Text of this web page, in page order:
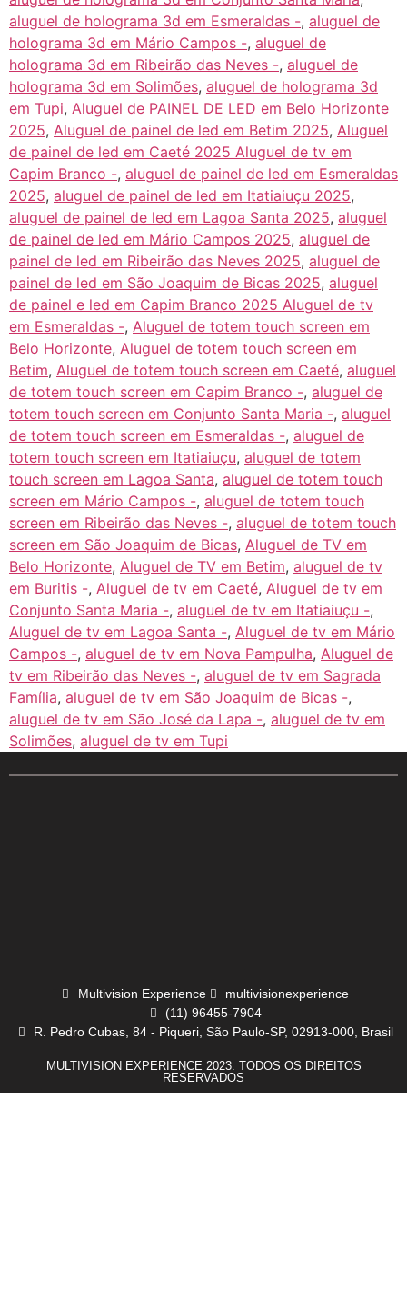
aluguel de holograma 3d em Esmeraldas -, aluguel de
holograma 3d em Mário Campos -, aluguel de
holograma 3d em Ribeirão das Neves -, aluguel de
holograma 3d em Solimões, aluguel de holograma 3d
em Tupi, Aluguel de PAINEL DE LED em Belo Horizonte
2025, Aluguel de painel de led em Betim 2025, Aluguel
de painel de led em Caeté 2025 Aluguel de tv em
Capim Branco -, aluguel de painel de led em Esmeraldas
2025, aluguel de painel de led em Itatiaiuçu 2025,
aluguel de painel de led em Lagoa Santa 2025, aluguel
de painel de led em Mário Campos 2025, aluguel de
painel de led em Ribeirão das Neves 2025, aluguel de
painel de led em São Joaquim de Bicas 2025, aluguel
de painel e led em Capim Branco 2025 Aluguel de tv
em Esmeraldas -, Aluguel de totem touch screen em
Belo Horizonte, Aluguel de totem touch screen em
Betim, Aluguel de totem touch screen em Caeté, aluguel
de totem touch screen em Capim Branco -, aluguel de
totem touch screen em Conjunto Santa Maria -, aluguel
de totem touch screen em Esmeraldas -, aluguel de
totem touch screen em Itatiaiuçu, aluguel de totem
touch screen em Lagoa Santa, aluguel de totem touch
screen em Mário Campos -, aluguel de totem touch
screen em Ribeirão das Neves -, aluguel de totem touch
screen em São Joaquim de Bicas, Aluguel de TV em
Belo Horizonte, Aluguel de TV em Betim, aluguel de tv
em Buritis -, Aluguel de tv em Caeté, Aluguel de tv em
Conjunto Santa Maria -, aluguel de tv em Itatiaiuçu -,
Aluguel de tv em Lagoa Santa -, Aluguel de tv em Mário
Campos -, aluguel de tv em Nova Pampulha, Aluguel de
tv em Ribeirão das Neves -, aluguel de tv em Sagrada
Família, aluguel de tv em São Joaquim de Bicas -,
aluguel de tv em São José da Lapa -, aluguel de tv em
Solimões, aluguel de tv em Tupi
Multivision Experience
multivisionexperience
(11) 96455-7904
R. Pedro Cubas, 84 - Piqueri, São Paulo-SP, 02913-000, Brasil
MULTIVISION EXPERIENCE 2023. TODOS OS DIREITOS
RESERVADOS